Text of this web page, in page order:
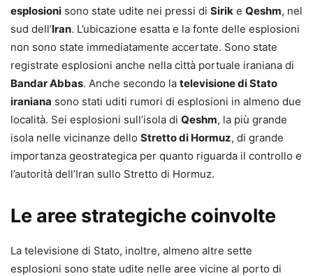
esplosioni sono state udite nei pressi di Sirik e Qeshm, nel
sud dell’Iran. L’ubicazione esatta e la fonte delle esplosioni
non sono state immediatamente accertate. Sono state
registrate esplosioni anche nella città portuale iraniana di
Bandar Abbas. Anche secondo la televisione di Stato
iraniana sono stati uditi rumori di esplosioni in almeno due
località. Sei esplosioni sull’isola di Qeshm, la più grande
isola nelle vicinanze dello Stretto di Hormuz, di grande
importanza geostrategica per quanto riguarda il controllo e
l’autorità dell’Iran sullo Stretto di Hormuz.
Le aree strategiche coinvolte
La televisione di Stato, inoltre, almeno altre sette
esplosioni sono state udite nelle aree vicine al porto di